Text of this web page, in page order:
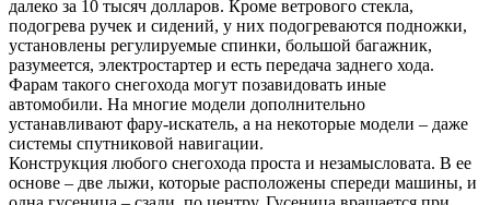
далеко за 10 тысяч долларов. Кроме ветрового стекла,
подогрева ручек и сидений, у них подогреваются подножки,
установлены регулируемые спинки, большой багажник,
разумеется, электростартер и есть передача заднего хода.
Фарам такого снегохода могут позавидовать иные
автомобили. На многие модели дополнительно
устанавливают фару-искатель, а на некоторые модели – даже
системы спутниковой навигации.
Конструкция любого снегохода проста и незамысловата. В ее
основе – две лыжи, которые расположены спереди машины, и